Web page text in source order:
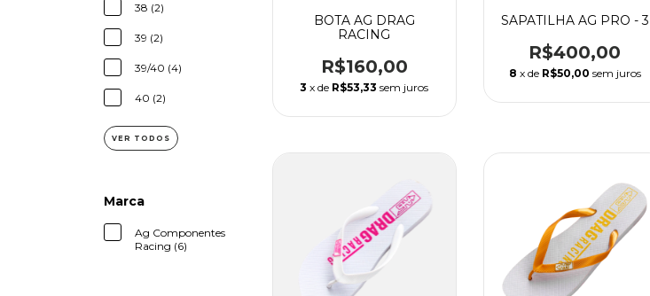
38 (2)
39 (2)
39/40 (4)
40 (2)
VER TODOS
Marca
Ag Componentes
Racing (6)
BOTA AG DRAG
RACING
R$160,00
3 x de R$53,33 sem juros
SAPATILHA AG PRO - 3
R$400,00
8 x de R$50,00 sem juros